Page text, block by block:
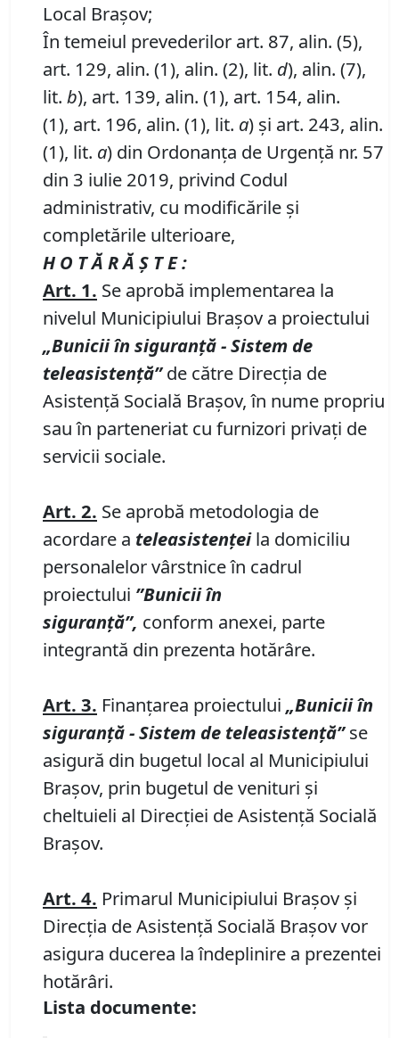
Local Brașov;
În temeiul prevederilor art. 87, alin. (5),
art. 129, alin. (1), alin. (2), lit. d), alin. (7),
lit. b), art. 139, alin. (1), art. 154, alin.
(1), art. 196, alin. (1), lit. a) și art. 243, alin.
(1), lit. a) din Ordonanța de Urgență nr. 57
din 3 iulie 2019, privind Codul
administrativ, cu modificările și
completările ulterioare,
H O T Ă R Ă Ş T E :
Art. 1. Se aprobă implementarea la
nivelul Municipiului Braşov a proiectului
„Bunicii în siguranţă - Sistem de
teleasistenţă”de către Direcţia de
Asistenţă Socială Braşov, în nume propriu
sau în parteneriat cu furnizori privaţi de
servicii sociale.
Art. 2. Se aprobă metodologia de
acordare a teleasistenţeila domiciliu
personalelor vârstnice în cadrul
proiectului ”Bunicii în
siguranţă”, conform anexei, parte
integrantă din prezenta hotărâre.
Art. 3. Finanţarea proiectului „Bunicii în
siguranţă - Sistem de teleasistenţă”se
asigură din bugetul local al Municipiului
Braşov, prin bugetul de venituri şi
cheltuieli al Direcţiei de Asistenţă Socială
Braşov.
Art. 4. Primarul Municipiului Braşov şi
Direcţia de Asistenţă Socială Braşov vor
asigura ducerea la îndeplinire a prezentei
hotărâri.
Lista documente: